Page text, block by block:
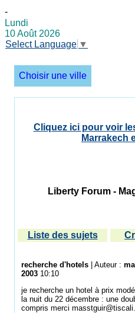
-
Lundi
10 Août 2026
Select Language ▼
Choisir une ville
Cliquez ici pour voir
Marrakech
Liberty Forum -
Liste des sujets
recherche d'hotels | Auteur :
2003 10:10
je recherche un hotel à prix
la nuit du 22 décembre : une
compris merci